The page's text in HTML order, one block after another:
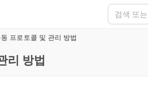
프로토콜 및 관리 방법
리 방법